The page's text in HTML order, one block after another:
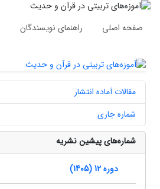
صفحه اصلی راهنمای نویسندگان
مقالات آماده انتشار
شماره جاری
شماره‌های پیشین نشریه
دوره 12 (1405)